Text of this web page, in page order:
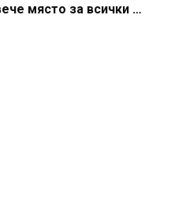
място за всички …